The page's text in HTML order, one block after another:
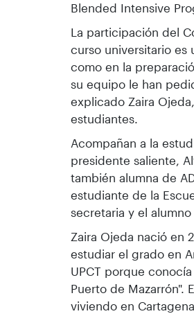
Blended Intensive
La participación del
curso universitario es
como en la
su equipo le han
explicado Zaira
estudiantes.
Acompañan a la
presidente saliente,
también alumna de
estudiante de la
secretaria y el
Zaira Ojeda nació en
estudiar el grado en
UPCT porque
Puerto de Mazarrón".
viviendo en